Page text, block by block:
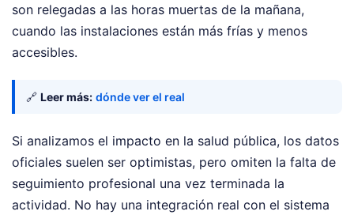
son relegadas a las horas muertas de la mañana,
cuando las instalaciones están más frías y menos
accesibles.
🔗 Leer más: dónde ver el real
Si analizamos el impacto en la salud pública, los datos
oficiales suelen ser optimistas, pero omiten la falta de
seguimiento profesional una vez terminada la
actividad. No hay una integración real con el sistema